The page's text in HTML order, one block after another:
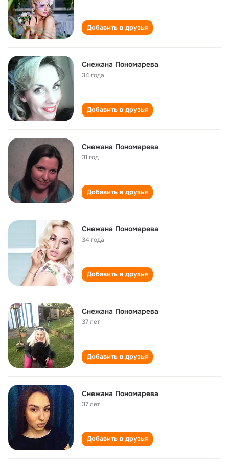
Добавить в друзья
Снежана Пономарева
34 года
Добавить в друзья
Снежана Пономарева
31 год
Добавить в друзья
Снежана Пономарева
34 года
Добавить в друзья
Снежана Пономарева
37 лет
Добавить в друзья
Снежана Пономарева
37 лет
Добавить в друзья